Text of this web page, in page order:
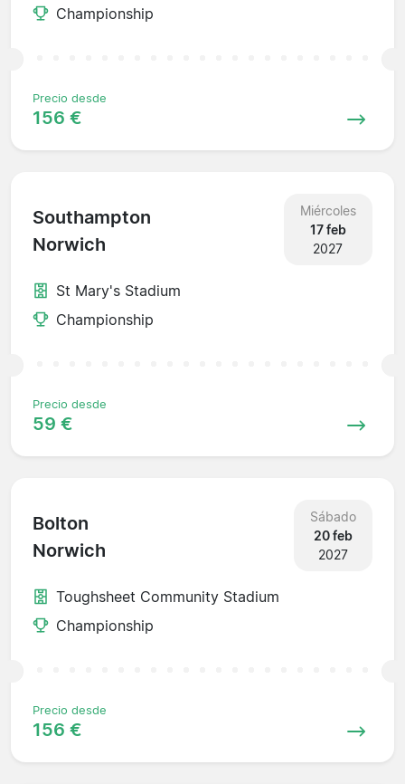
Championship
Precio desde
156 €
Southampton
Norwich
Miércoles
17 feb
2027
St Mary's Stadium
Championship
Precio desde
59 €
Bolton
Norwich
Sábado
20 feb
2027
Toughsheet Community Stadium
Championship
Precio desde
156 €